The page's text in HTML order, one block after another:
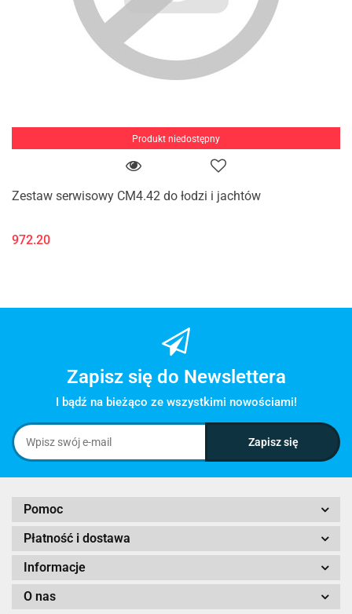
Produkt niedostępny
Zestaw serwisowy CM4.42 do łodzi i jachtów
972.20
Zapisz się do Newslettera
I bądź na bieżąco ze wszystkimi nowościami!
Pomoc
Płatność i dostawa
Informacje
O nas